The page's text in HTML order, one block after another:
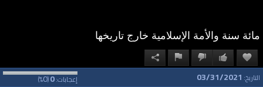
مائة سنة والأمة الإسلامية خارج تاريخها
إعجابات:0
(
0
%) التاريخ: 03/31/2021